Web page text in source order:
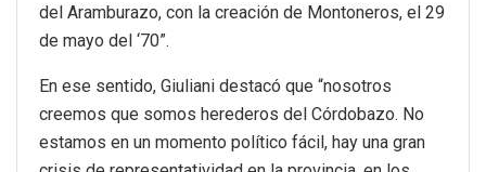
del Aramburazo, con la creación de Montoneros, el 29
de mayo del ‘70”.
En ese sentido, Giuliani destacó que “nosotros
creemos que somos herederos del Córdobazo. No
estamos en un momento político fácil, hay una gran